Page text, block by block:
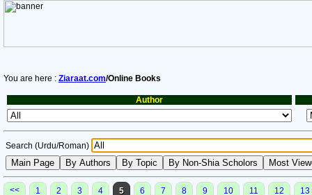
You are here : Ziaraat.com/Online Books
Author
Search (Urdu/Roman)
<< 1 2 3 4 5 6 7 8 9 10 11 12
13